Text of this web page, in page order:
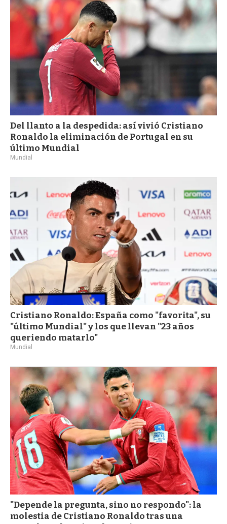
Del llanto a la despedida: así vivió Cristiano
Ronaldo la eliminación de Portugal en su
último Mundial
Mundial
Cristiano Ronaldo: España como "favorita", su
"último Mundial" y los que llevan "23 años
queriendo matarlo"
Mundial
"Depende la pregunta, sino no respondo": la
molestia de Cristiano Ronaldo tras una